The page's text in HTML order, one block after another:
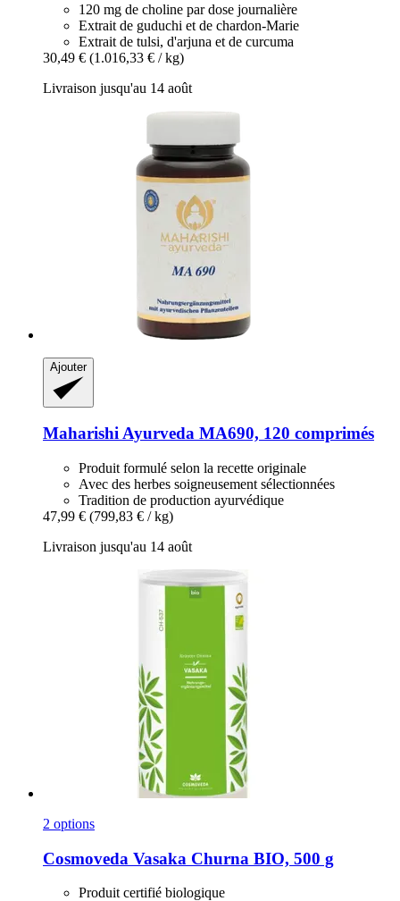
120 mg de choline par dose journalière
Extrait de guduchi et de chardon-Marie
Extrait de tulsi, d'arjuna et de curcuma
30,49 € (1.016,33 € / kg)
Livraison jusqu'au 14 août
Ajouter
Maharishi Ayurveda MA690, 120 comprimés
Produit formulé selon la recette originale
Avec des herbes soigneusement sélectionnées
Tradition de production ayurvédique
47,99 € (799,83 € / kg)
Livraison jusqu'au 14 août
2 options
Cosmoveda Vasaka Churna BIO, 500 g
Produit certifié biologique